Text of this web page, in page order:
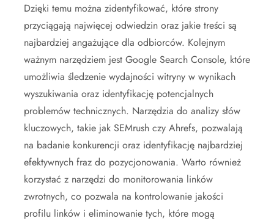
Dzięki temu można zidentyfikować, które strony
przyciągają najwięcej odwiedzin oraz jakie treści są
najbardziej angażujące dla odbiorców. Kolejnym
ważnym narzędziem jest Google Search Console, które
umożliwia śledzenie wydajności witryny w wynikach
wyszukiwania oraz identyfikację potencjalnych
problemów technicznych. Narzędzia do analizy słów
kluczowych, takie jak SEMrush czy Ahrefs, pozwalają
na badanie konkurencji oraz identyfikację najbardziej
efektywnych fraz do pozycjonowania. Warto również
korzystać z narzędzi do monitorowania linków
zwrotnych, co pozwala na kontrolowanie jakości
profilu linków i eliminowanie tych, które mogą